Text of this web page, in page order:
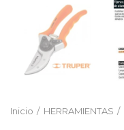
Inicio HERRAMIENTAS